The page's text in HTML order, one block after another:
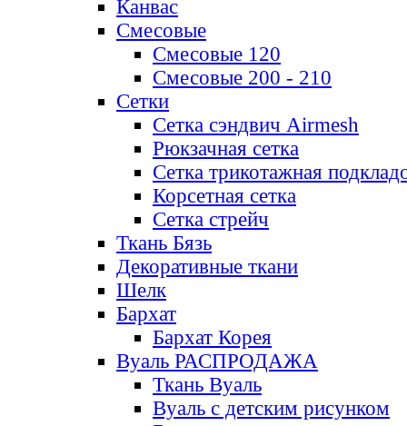
Канвас
Смесовые
Смесовые 120
Смесовые 200 - 210
Сетки
Сетка сэндвич Airmesh
Рюкзачная сетка
Сетка трикотажная
Корсетная сетка
Сетка стрейч
Ткань Бязь
Декоративные ткани
Шелк
Бархат
Бархат Корея
Вуаль РАСПРОДАЖА
Ткань Вуаль
Вуаль с детским рисунком